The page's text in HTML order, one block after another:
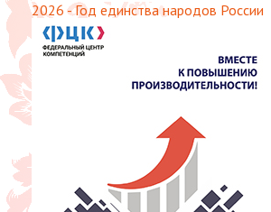
2026 - Год единства народов России